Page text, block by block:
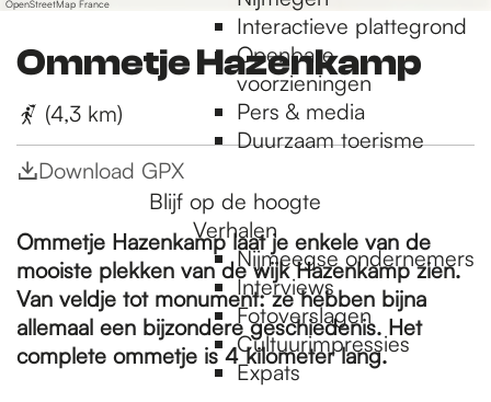
Interactieve plattegrond
Openbare
voorzieningen
Pers & media
Duurzaam toerisme
Blijf op de hoogte
Verhalen
Nijmeegse ondernemers
Interviews
Fotoverslagen
Cultuurimpressies
Expats
OpenStreetMap France
Ommetje Hazenkamp
(4,3 km)
Download GPX
Ommetje Hazenkamp laat je enkele van de
mooiste plekken van de wijk Hazenkamp zien.
Van veldje tot monument: ze hebben bijna
allemaal een bijzondere geschiedenis. Het
complete ommetje is 4 kilometer lang.